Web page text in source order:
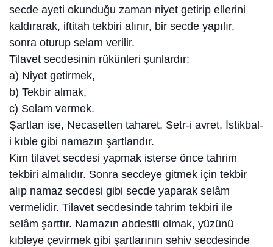
secde ayeti okunduğu zaman niyet getirip ellerini
kaldırarak, iftitah tekbiri alınır, bir secde yapılır,
sonra oturup selam verilir.
Tilavet secdesinin rükünleri şunlardır:
a) Niyet getirmek,
b) Tekbir almak,
c) Selam vermek.
Şartlan ise, Necasetten taharet, Setr-i avret, İstikbal-
i kıble gibi namazın şartlandır.
Kim tilavet secdesi yapmak isterse önce tahrim
tekbiri almalıdır. Sonra secdeye gitmek için tekbir
alıp namaz secdesi gibi secde yaparak selâm
vermelidir. Tilavet secdesinde tahrim tekbiri ile
selâm şarttır. Namazın abdestli olmak, yüzünü
kıbleye çevirmek gibi şartlarının sehiv secdesinde